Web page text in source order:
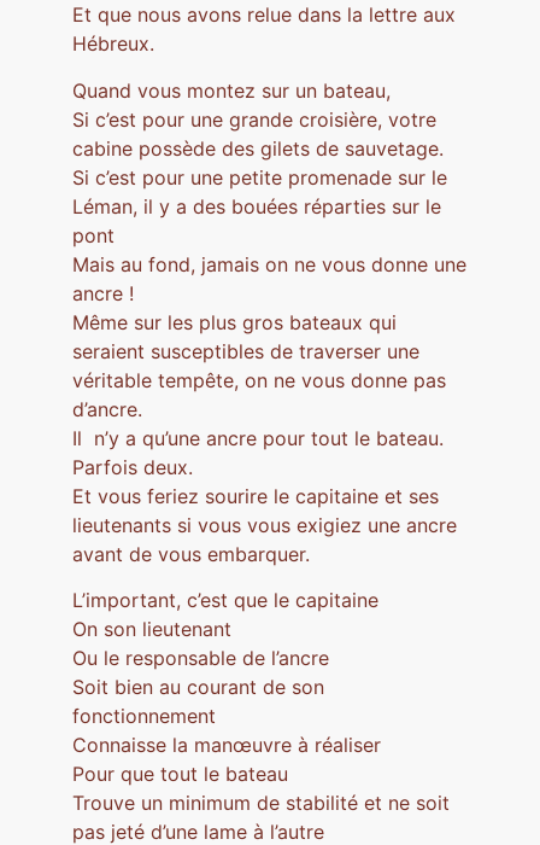
Et que nous avons relue dans la lettre aux
Hébreux.
Quand vous montez sur un bateau,
Si c’est pour une grande croisière, votre
cabine possède des gilets de sauvetage.
Si c’est pour une petite promenade sur le
Léman, il y a des bouées réparties sur le
pont
Mais au fond, jamais on ne vous donne une
ancre !
Même sur les plus gros bateaux qui
seraient susceptibles de traverser une
véritable tempête, on ne vous donne pas
d’ancre.
Il n’y a qu’une ancre pour tout le bateau.
Parfois deux.
Et vous feriez sourire le capitaine et ses
lieutenants si vous vous exigiez une ancre
avant de vous embarquer.
L’important, c’est que le capitaine
On son lieutenant
Ou le responsable de l’ancre
Soit bien au courant de son
fonctionnement
Connaisse la manœuvre à réaliser
Pour que tout le bateau
Trouve un minimum de stabilité et ne soit
pas jeté d’une lame à l’autre